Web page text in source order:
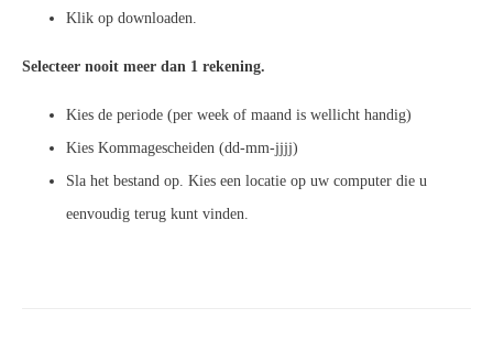
Klik op downloaden.
Selecteer nooit meer dan 1 rekening.
Kies de periode (per week of maand is wellicht handig)
Kies Kommagescheiden (dd-mm-jjjj)
Sla het bestand op. Kies een locatie op uw computer die u
eenvoudig terug kunt vinden.